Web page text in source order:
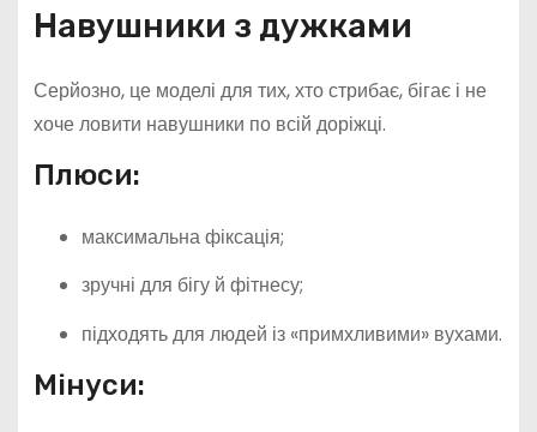
Навушники з дужками
Серйозно, це моделі для тих, хто стрибає, бігає і не
хоче ловити навушники по всій доріжці.
Плюси:
максимальна фіксація;
зручні для бігу й фітнесу;
підходять для людей із «примхливими» вухами.
Мінуси: